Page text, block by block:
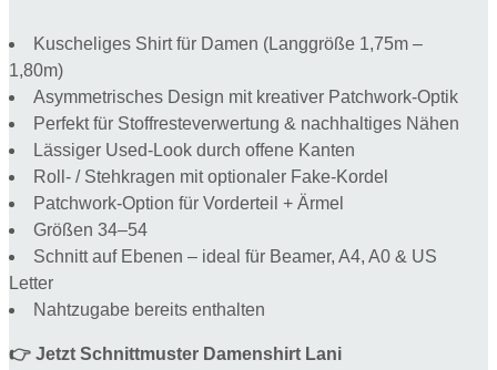
Kuscheliges Shirt für Damen (Langgröße 1,75m –
1,80m)
Asymmetrisches Design mit kreativer Patchwork-Optik
Perfekt für Stoffresteverwertung & nachhaltiges Nähen
Lässiger Used-Look durch offene Kanten
Roll- / Stehkragen mit optionaler Fake-Kordel
Patchwork-Option für Vorderteil + Ärmel
Größen 34–54
Schnitt auf Ebenen – ideal für Beamer, A4, A0 & US
Letter
Nahtzugabe bereits enthalten
👉 Jetzt Schnittmuster Damenshirt Lani